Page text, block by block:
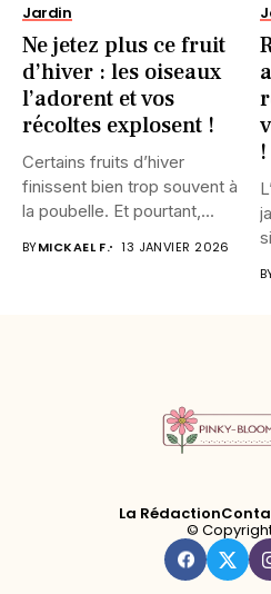
Jardin
Ne jetez plus ce fruit
d’hiver : les oiseaux
l’adorent et vos
récoltes explosent !
Certains fruits d’hiver
finissent bien trop souvent à
la poubelle. Et pourtant,...
BYMICKAEL F. 13 JANVIER 2026
!
La Rédaction
©